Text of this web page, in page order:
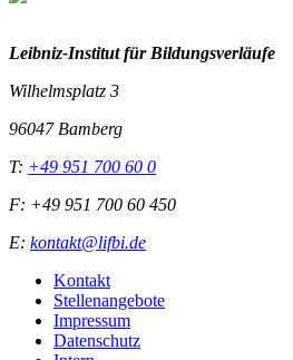
Leibniz-Institut für Bildungsverläufe
Wilhelmsplatz 3
96047 Bamberg
T: +49 951 700 60 0
F: +49 951 700 60 450
E: kontakt@lifbi.de
Kontakt
Stellenangebote
Impressum
Datenschutz